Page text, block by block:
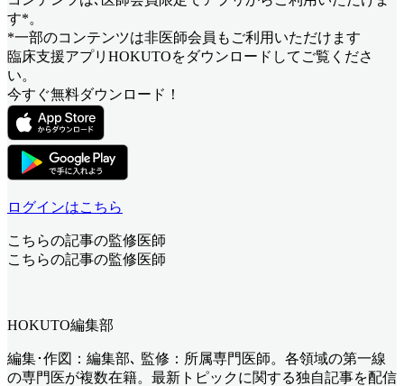
す*。
*一部のコンテンツは非医師会員もご利用いただけます
臨床支援アプリHOKUTOをダウンロードしてご覧くださ
い。
今すぐ無料ダウンロード！
ログインはこちら
こちらの記事の監修医師
こちらの記事の監修医師
HOKUTO編集部
編集･作図：編集部､ 監修：所属専門医師。各領域の第一線
の専門医が複数在籍。最新トピックに関する独自記事を配信